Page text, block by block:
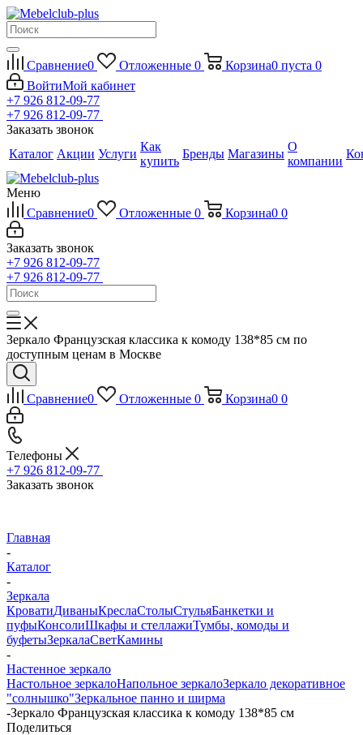
Сравнение0 Отложенные 0 Корзина0 пуста 0
ВойтиМой кабинет
+7 926 812-09-77
+7 926 812-09-77
Заказать звонок
Каталог Акции Услуги
Как
купить
Бренды Магазины
О
компании
Меню
Сравнение0 Отложенные 0 Корзина0 0
Заказать звонок
+7 926 812-09-77
+7 926 812-09-77
Зеркало Французская классика к комоду 138*85 см по
доступным ценам в Москве
Сравнение0 Отложенные 0 Корзина0 0
Телефоны
+7 926 812-09-77
Заказать звонок
Главная
-
Каталог
-
Зеркала
КроватиДиваныКреслаСтолыСтульяБанкетки и
пуфыКонсолиШкафы и стеллажиТумбы, комоды и
буфетыЗеркалаСветКамины
-
Настенное зеркало
Настольное зеркалоНапольное зеркалоЗеркало декоративное
"солнышко"Зеркальное панно и ширма
-Зеркало Французская классика к комоду 138*85 см
Поделиться